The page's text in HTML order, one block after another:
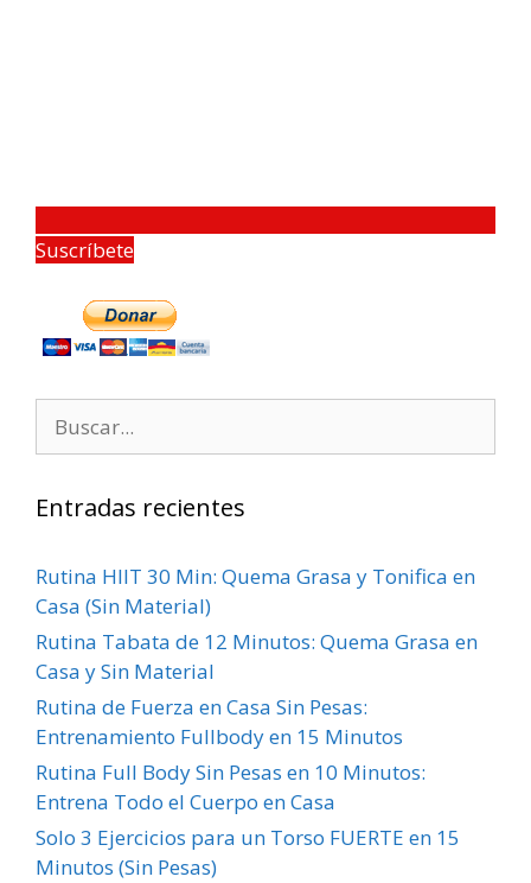
Suscríbete
Entradas recientes
Rutina HIIT 30 Min: Quema Grasa y Tonifica en
Casa (Sin Material)
Rutina Tabata de 12 Minutos: Quema Grasa en
Casa y Sin Material
Rutina de Fuerza en Casa Sin Pesas:
Entrenamiento Fullbody en 15 Minutos
Rutina Full Body Sin Pesas en 10 Minutos:
Entrena Todo el Cuerpo en Casa
Solo 3 Ejercicios para un Torso FUERTE en 15
Minutos (Sin Pesas)